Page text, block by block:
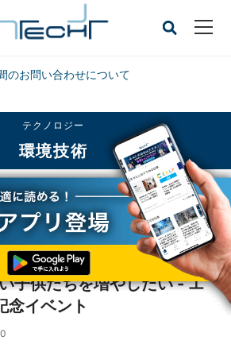
のお問い合わせについて
CLOSE
テクノロジー
環境技術
環境技術
を増やしたい - エネループ5周年記念イベント
子供たちを増やしたい - エ
念イベント